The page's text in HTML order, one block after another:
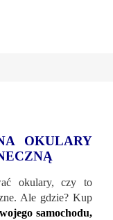
OKULARY
okulary, czy to
Ale gdzie? Kup
samochodu,